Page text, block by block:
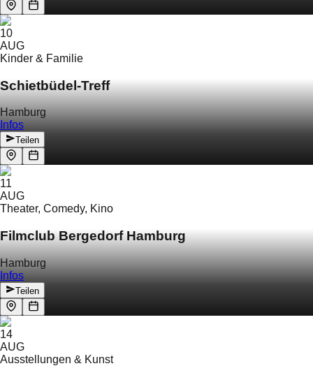
10
AUG
Kinder & Familie
Schietbüdel-Treff
Hamburg
Infos
Teilen
11
AUG
Theater, Comedy, Kino
Filmclub Bergedorf Hamburg
Hamburg
Infos
Teilen
14
AUG
Ausstellungen & Kunst